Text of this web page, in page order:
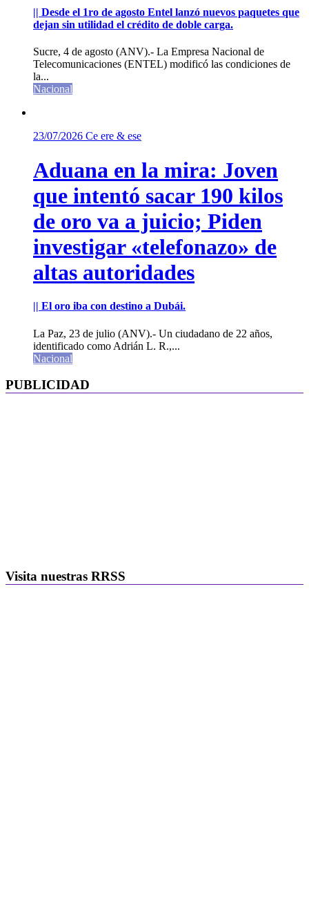
|| Desde el 1ro de agosto Entel lanzó nuevos paquetes que
dejan sin utilidad el crédito de doble carga.
Sucre, 4 de agosto (ANV).- La Empresa Nacional de
Telecomunicaciones (ENTEL) modificó las condiciones de
la...
Nacional
23/07/2026 Ce ere & ese
Aduana en la mira: Joven
que intentó sacar 190 kilos
de oro va a juicio; Piden
investigar «telefonazo» de
altas autoridades
|| El oro iba con destino a Dubái.
La Paz, 23 de julio (ANV).- Un ciudadano de 22 años,
identificado como Adrián L. R.,...
Nacional
PUBLICIDAD
Visita nuestras RRSS